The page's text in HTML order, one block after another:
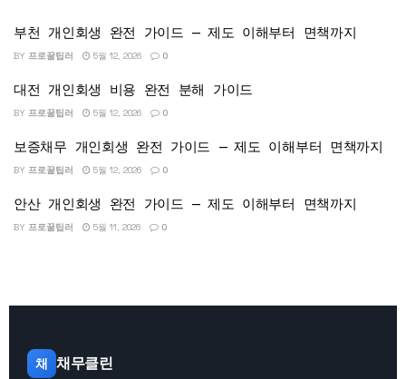
부천 개인회생 완전 가이드 — 제도 이해부터 면책까지
BY 프로꿀팁러 5월 12, 2026 0
대전 개인회생 비용 완전 분해 가이드
BY 프로꿀팁러 5월 12, 2026 0
보증채무 개인회생 완전 가이드 — 제도 이해부터 면책까지
BY 프로꿀팁러 5월 12, 2026 0
안산 개인회생 완전 가이드 — 제도 이해부터 면책까지
BY 프로꿀팁러 5월 11, 2026 0
채 채무클린